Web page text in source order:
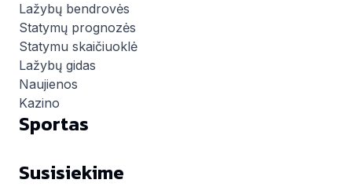
Lažybų bendrovės
Statymų prognozės
Statymu skaičiuoklė
Lažybų gidas
Naujienos
Kazino
Sportas
Susisiekime